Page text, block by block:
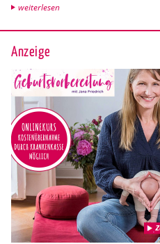
wei­ter­le­sen
Anzeige